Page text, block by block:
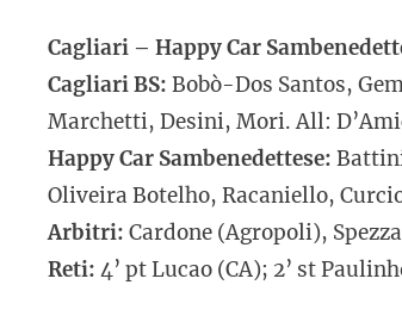
Cagliari – Happy Car
Cagliari BS: Bobò-Dos Santos,
Marchetti, Desini, Mori. All:
Happy Car Sambenedettese:
Oliveira Botelho, Racaniello,
Arbitri: Cardone (Agropoli),
Reti: 4’ pt Lucao (CA); 2’ st